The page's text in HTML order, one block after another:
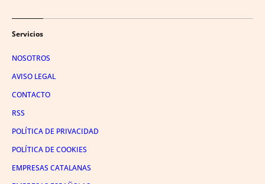
Servicios
NOSOTROS
AVISO LEGAL
CONTACTO
RSS
POLÍTICA DE PRIVACIDAD
POLÍTICA DE COOKIES
EMPRESAS CATALANAS